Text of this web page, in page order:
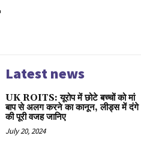
Latest news
UK ROITS: यूरोप में छोटे बच्चों को मां
बाप से अलग करने का कानून, लीड्स में दंगे
की पूरी वजह जानिए
July 20, 2024